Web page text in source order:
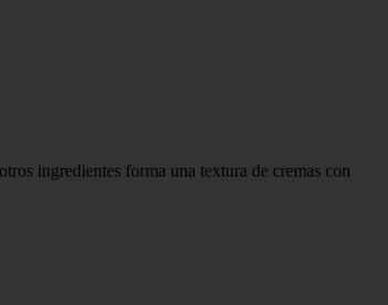
ingredientes forma una textura de cremas con